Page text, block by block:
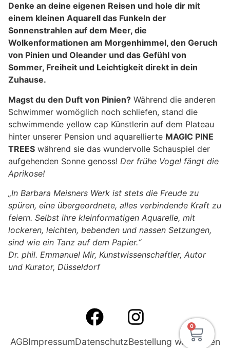
Denke an deine eigenen Reisen und hole dir mit
einem kleinen Aquarell das Funkeln der
Sonnenstrahlen auf dem Meer, die
Wolkenformationen am Morgenhimmel, den Geruch
von Pinien und Oleander und das Gefühl von
Sommer, Freiheit und Leichtigkeit direkt in dein
Zuhause.
Magst du den Duft von Pinien? Während die anderen
Schwimmer womöglich noch schliefen, stand die
schwimmende yellow cap Künstlerin auf dem Plateau
hinter unserer Pension und aquarellierte MAGIC PINE
TREES während sie das wundervolle Schauspiel der
aufgehenden Sonne genoss! Der frühe Vogel fängt die
Aprikose!
„In Barbara Meisners Werk ist stets die Freude zu
spüren, eine übergeordnete, alles verbindende Kraft zu
feiern. Selbst ihre kleinformatigen Aquarelle, mit
lockeren, leichten, bebenden und nassen Setzungen,
sind wie ein Tanz auf dem Papier.“
Dr. phil. Emmanuel Mir, Kunstwissenschaftler, Autor
und Kurator, Düsseldorf
AGBImpressumDatenschutzBestellung widerrufen
0